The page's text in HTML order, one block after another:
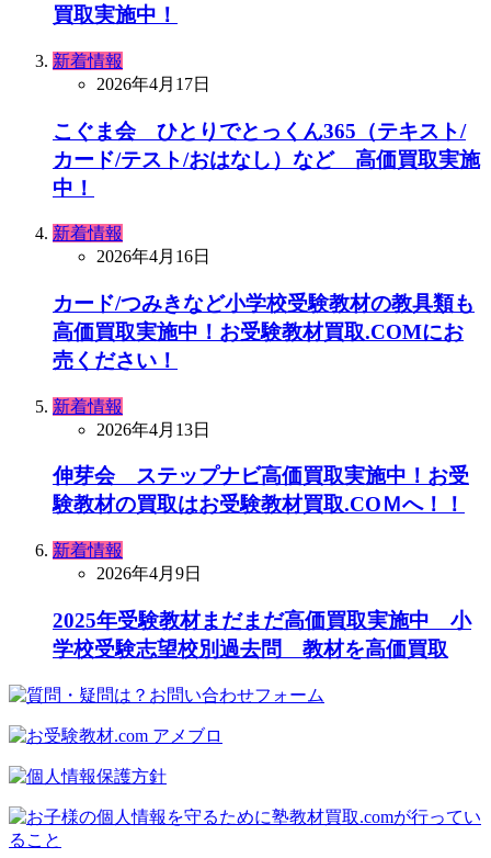
買取実施中！
新着情報
2026年4月17日
こぐま会 ひとりでとっくん365（テキスト/
カード/テスト/おはなし）など 高価買取実施
中！
新着情報
2026年4月16日
カード/つみきなど小学校受験教材の教具類も
高価買取実施中！お受験教材買取.COMにお
売ください！
新着情報
2026年4月13日
伸芽会 ステップナビ高価買取実施中！お受
験教材の買取はお受験教材買取.COＭへ！！
新着情報
2026年4月9日
2025年受験教材まだまだ高価買取実施中 小
学校受験志望校別過去問 教材を高価買取